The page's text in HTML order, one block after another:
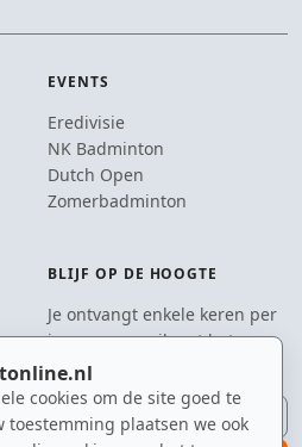
cookies om de site goed te
toestemming plaatsen we ook
EVENTS
Eredivisie
NK Badminton
Dutch Open
Zomerbadminton
BLIJF OP DE HOOGTE
Je ontvangt enkele keren per
jaar een e-mail met het
laatste badmintonnieuws.
E-mailadres